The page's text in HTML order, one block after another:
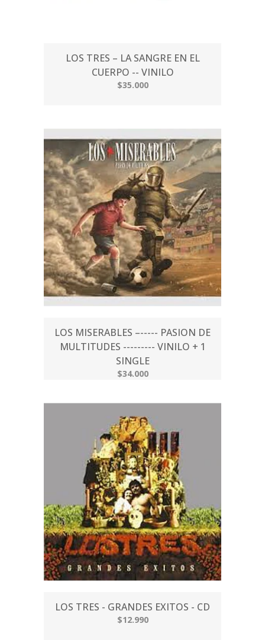
LOS TRES – LA SANGRE EN EL
CUERPO -- VINILO
$35.000
LOS MISERABLES –----- PASION DE
MULTITUDES --------- VINILO + 1
SINGLE
$34.000
LOS TRES - GRANDES EXITOS - CD
$12.990